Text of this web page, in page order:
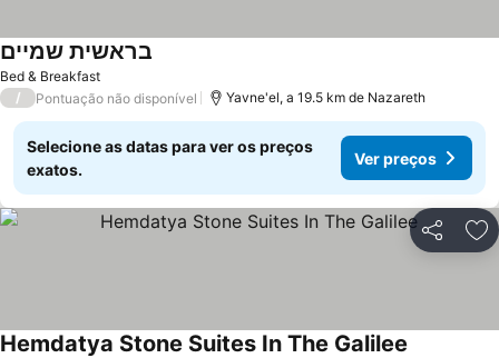
Bed & Breakfast
בראשית שמיים
/ Pontuação não disponível Yavne'el, a 19.5 km de Nazareth
Selecione as datas para ver os preços
exatos.
Ver preços
Partilhar
Hemdatya Stone Suites In The Galilee